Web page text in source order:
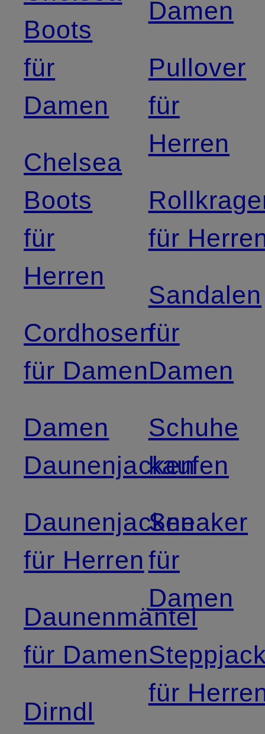
Boots
für
Damen
Chelsea
Boots
für
Herren
Cordhosen
für Damen
Damen
Daunenjacken
Daunenjacken
für Herren
Daunenmäntel
für Damen
Dirndl
Damen
Pullover
für
Herren
für
Sandalen
für
Damen
Schuhe
kaufen
Sneaker
für
Damen
für